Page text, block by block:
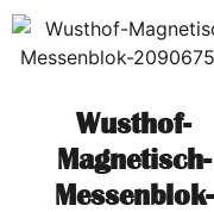
Wusthof-
Magnetisch-
Messenblok-